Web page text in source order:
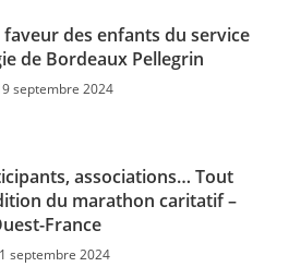
des enfants du service
de Bordeaux Pellegrin
septembre 2024
associations… Tout
du marathon caritatif –
France
1 septembre 2024